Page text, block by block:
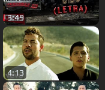
3:49
4:13